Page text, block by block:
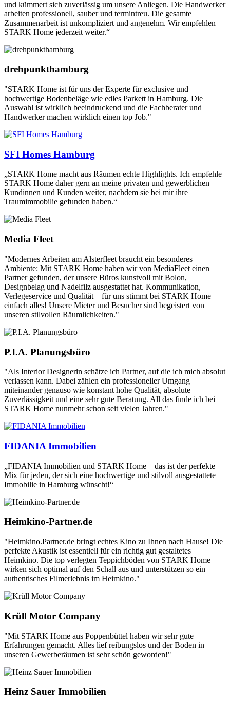
und kümmert sich zuverlässig um unsere Anliegen. Die Handwerker
arbeiten professionell, sauber und termintreu. Die gesamte
Zusammenarbeit ist unkompliziert und angenehm. Wir empfehlen
STARK Home jederzeit weiter.“
drehpunkthamburg
"STARK Home ist für uns der Experte für exclusive und
hochwertige Bodenbeläge wie edles Parkett in Hamburg. Die
Auswahl ist wirklich beeindruckend und die Fachberater und
Handwerker machen wirklich einen top Job."
SFI Homes Hamburg
„STARK Home macht aus Räumen echte Highlights. Ich empfehle
STARK Home daher gern an meine privaten und gewerblichen
Kundinnen und Kunden weiter, nachdem sie bei mir ihre
Traumimmobilie gefunden haben.“
Media Fleet
"Modernes Arbeiten am Alsterfleet braucht ein besonderes
Ambiente: Mit STARK Home haben wir von MediaFleet einen
Partner gefunden, der unsere Büros kunstvoll mit Bolon,
Designbelag und Nadelfilz ausgestattet hat. Kommunikation,
Verlegeservice und Qualität – für uns stimmt bei STARK Home
einfach alles! Unsere Mieter und Besucher sind begeistert von
unseren stilvollen Räumlichkeiten."
P.I.A. Planungsbüro
"Als Interior Designerin schätze ich Partner, auf die ich mich absolut
verlassen kann. Dabei zählen ein professioneller Umgang
miteinander genauso wie konstant hohe Qualität, absolute
Zuverlässigkeit und eine sehr gute Beratung. All das finde ich bei
STARK Home nunmehr schon seit vielen Jahren."
FIDANIA Immobilien
„FIDANIA Immobilien und STARK Home – das ist der perfekte
Mix für jeden, der sich eine hochwertige und stilvoll ausgestattete
Immobilie in Hamburg wünscht!“
Heimkino-Partner.de
"Heimkino.Partner.de bringt echtes Kino zu Ihnen nach Hause! Die
perfekte Akustik ist essentiell für ein richtig gut gestaltetes
Heimkino. Die top verlegten Teppichböden von STARK Home
wirken sich optimal auf den Schall aus und unterstützen so ein
authentisches Filmerlebnis im Heimkino."
Krüll Motor Company
"Mit STARK Home aus Poppenbüttel haben wir sehr gute
Erfahrungen gemacht. Alles lief reibungslos und der Boden in
unseren Gewerberäumen ist sehr schön geworden!"
Heinz Sauer Immobilien